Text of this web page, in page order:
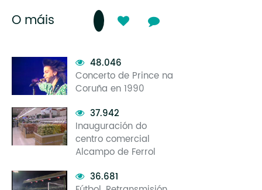
O máis
48.046
Concerto de Prince na
Coruña en 1990
37.942
Inauguración do
centro comercial
Alcampo de Ferrol
36.681